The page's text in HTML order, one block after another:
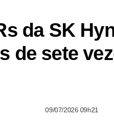
da SK
de sete
09/07/2026 09h21